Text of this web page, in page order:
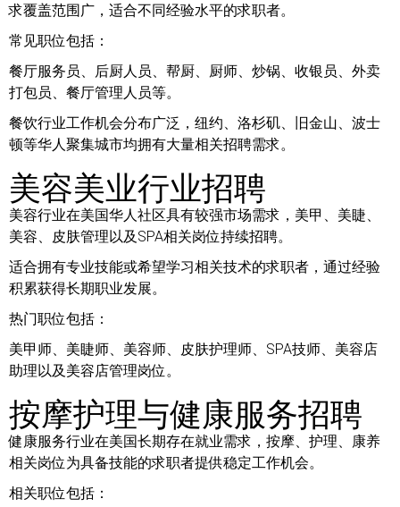
求覆盖范围广，适合不同经验水平的求职者。
常见职位包括：
餐厅服务员、后厨人员、帮厨、厨师、炒锅、收银员、外卖
打包员、餐厅管理人员等。
餐饮行业工作机会分布广泛，纽约、洛杉矶、旧金山、波士
顿等华人聚集城市均拥有大量相关招聘需求。
美容美业行业招聘
美容行业在美国华人社区具有较强市场需求，美甲、美睫、
美容、皮肤管理以及SPA相关岗位持续招聘。
适合拥有专业技能或希望学习相关技术的求职者，通过经验
积累获得长期职业发展。
热门职位包括：
美甲师、美睫师、美容师、皮肤护理师、SPA技师、美容店
助理以及美容店管理岗位。
按摩护理与健康服务招聘
健康服务行业在美国长期存在就业需求，按摩、护理、康养
相关岗位为具备技能的求职者提供稳定工作机会。
相关职位包括：